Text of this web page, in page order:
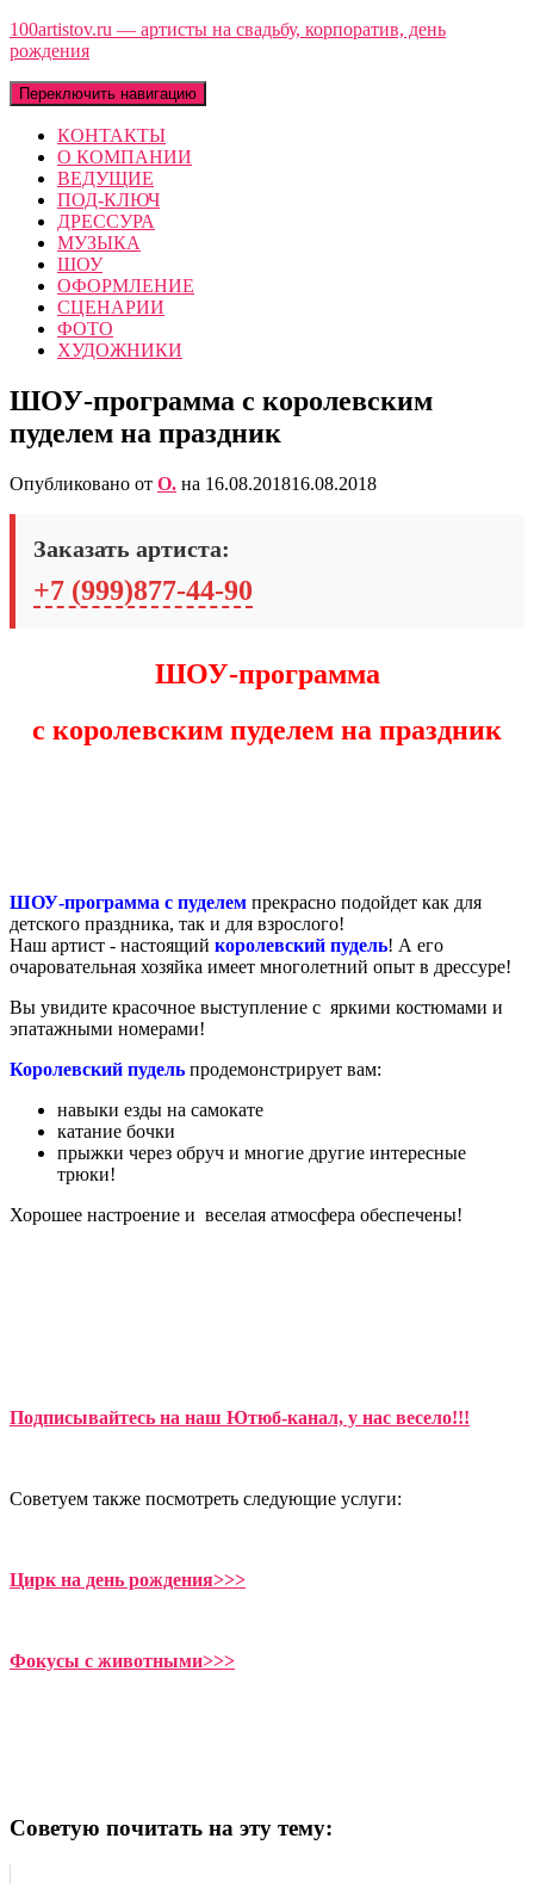
100artistov.ru — артисты на свадьбу, корпоратив, день
рождения
Переключить навигацию
КОНТАКТЫ
О КОМПАНИИ
ВЕДУЩИЕ
ПОД-КЛЮЧ
ДРЕССУРА
МУЗЫКА
ШОУ
ОФОРМЛЕНИЕ
СЦЕНАРИИ
ФОТО
ХУДОЖНИКИ
ШОУ-программа с королевским
пуделем на праздник
Опубликовано от O. на 16.08.201816.08.2018
Заказать артиста:
+7 (999)877-44-90
ШОУ-программа
с королевским пуделем на праздник
ШОУ-программа с пуделем прекрасно подойдет как для
детского праздника, так и для взрослого!
Наш артист - настоящий королевский пудель! А его
очаровательная хозяйка имеет многолетний опыт в дрессуре!
Вы увидите красочное выступление с яркими костюмами и
эпатажными номерами!
Королевский пудель продемонстрирует вам:
навыки езды на самокате
катание бочки
прыжки через обруч и многие другие интересные
трюки!
Хорошее настроение и веселая атмосфера обеспечены!
Подписывайтесь на наш Ютюб-канал, у нас весело!!!
Советуем также посмотреть следующие услуги:
Цирк на день рождения>>>
Фокусы с животными>>>
Советую почитать на эту тему: